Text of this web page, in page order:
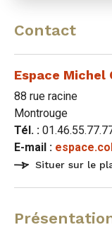
Contact
Espace Michel
88 rue racine
Montrouge
Tél. :
E-mail :
Situer sur le